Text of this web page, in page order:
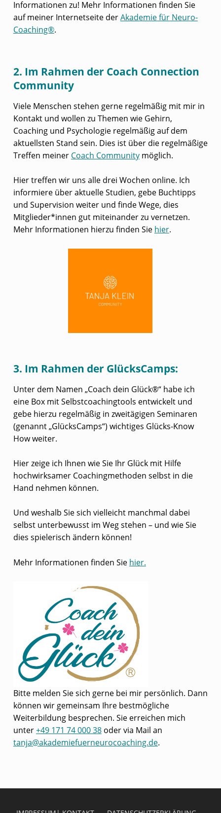
Informationen zu! Mehr Informationen finden Sie
auf meiner Internetseite derAkademie für Neuro-
Coaching®.
2. Im Rahmen der Coach Connection
Community
Viele Menschen stehen gerne regelmäßig mit mir in
Kontakt und wollen zu Themen wie Gehirn,
Coaching und Psychologie regelmäßig auf dem
aktuellsten Stand sein. Dies ist über die regelmäßige
Treffen meiner Coach Communitymöglich.
Hier treffen wir uns alle drei Wochen online. Ich
informiere über aktuelle Studien, gebe Buchtipps
und Supervision weiter und finde Wege, dies
Mitglieder*innen gut miteinander zu vernetzen.
Mehr Informationen hierzu finden Sie hier.
3. Im Rahmen der GlücksCamps:
Unter dem Namen „Coach dein Glück®“ habe ich
eine Box mit Selbstcoachingtools entwickelt und
gebe hierzu regelmäßig in zweitägigen Seminaren
(genannt „GlücksCamps“) wichtiges Glücks-Know
How weiter.
Hier zeige ich Ihnen wie Sie Ihr Glück mit Hilfe
hochwirksamer Coachingmethoden selbst in die
Hand nehmen können.
Und weshalb Sie sich vielleicht manchmal dabei
selbst unterbewusst im Weg stehen – und wie Sie
dies spielerisch ändern können!
Mehr Informationen finden Sie hier.
Bitte melden Sie sich gerne bei mir persönlich. Dann
können wir gemeinsam Ihre bestmögliche
Weiterbildung besprechen. Sie erreichen mich
unter+49 171 74 000 38oder via Mail an
tanja@akademiefuerneurocoaching.de.
Skip back to main navigation